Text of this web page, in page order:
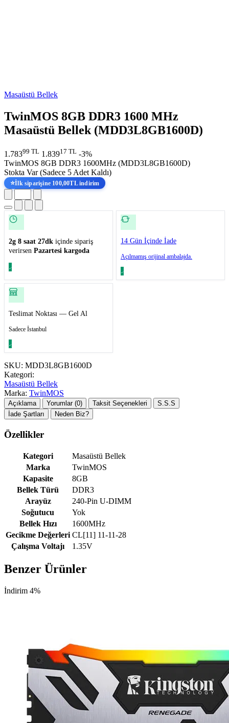
Masaüstü Bellek
TwinMOS 8GB DDR3 1600 MHz
Masaüstü Bellek (MDD3L8GB1600D)
1.78399 TL 1.83917 TL -3%
TwinMOS 8GB DDR3 1600MHz (MDD3L8GB1600D)
Stokta Var (Sadece 5 Adet Kaldı)
⭐İlk siparişine 100,00TL indirim
2g 8 saat 27dk içinde sipariş
verirsen Pazartesi kargoda
14 Gün İçinde İade
Açılmamış orijinal ambalajda.
Teslimat Noktası — Gel Al
Sadece İstanbul
SKU: MDD3L8GB1600D
Kategori:
Masaüstü Bellek
Marka: TwinMOS
Açıklama Yorumlar (0) Taksit Seçenekleri
S.S.S
İade Şartları
Neden Biz?
Özellikler
Kategori
Masaüstü Bellek
Marka
TwinMOS
Kapasite
8GB
Bellek Türü
DDR3
Arayüz
240-Pin U-DIMM
Soğutucu
Yok
Bellek Hızı
1600MHz
Gecikme Değerleri CL[11] 11-11-28
Çalışma Voltajı
1.35V
Benzer Ürünler
İndirim 4%